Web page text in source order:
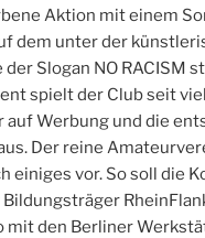
Aktion mit einem
dem unter der
Slogan NO RACISM
spielt der Club seit
Werbung und die
Der reine
einiges vor. So soll die
mit den Berliner